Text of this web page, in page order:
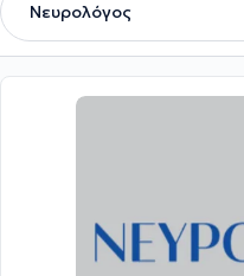
Νευρολόγος